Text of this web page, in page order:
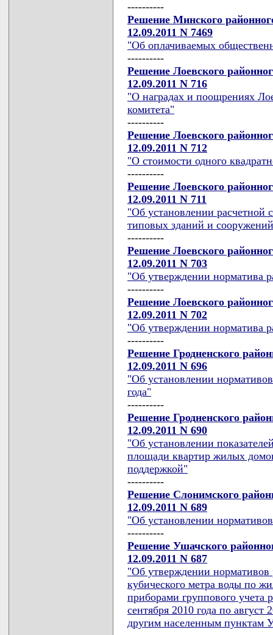
----------
Решение Минского
12.09.2011 N 7469
"Об оплачиваемых
----------
Решение Лоевского
12.09.2011 N 716
"О наградах и поощрениях
комитета"
----------
Решение Лоевского
12.09.2011 N 712
"О стоимости одного
----------
Решение Лоевского
12.09.2011 N 711
"Об установлении расчетной
типовых зданий и
----------
Решение Лоевского
12.09.2011 N 703
"Об утверждении норматива
----------
Решение Лоевского
12.09.2011 N 702
"Об утверждении норматива
----------
Решение Гродненского
12.09.2011 N 696
"Об установлении нормативов
года"
----------
Решение Гродненского
12.09.2011 N 690
"Об установлении
площади квартир жилых
поддержкой"
----------
Решение Слонимского
12.09.2011 N 689
"Об установлении
----------
Решение Ушачского
12.09.2011 N 687
"Об утверждении нормативов
кубического метра воды по
приборами группового учета
сентября 2010 года по
другим населенным пунктам